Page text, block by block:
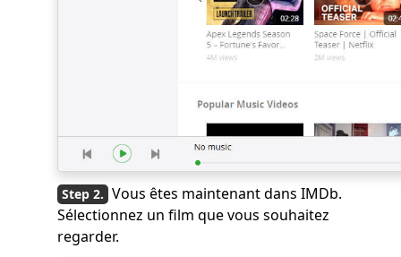
Vous êtes maintenant dans IMDb.
Sélectionnez un film que vous souhaitez
regarder.